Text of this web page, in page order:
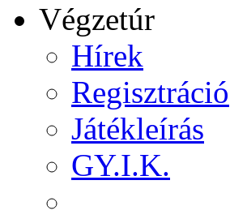
Végzetúr
Hírek
Regisztráció
Játékleírás
GY.I.K.